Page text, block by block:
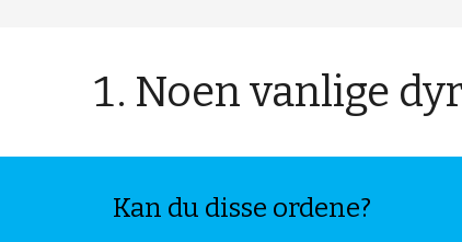
Noen vanlige dyr
Kan du disse ordene?